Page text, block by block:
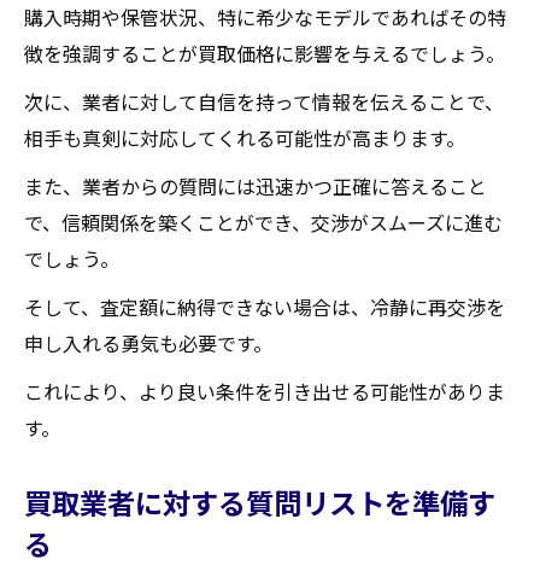
購入時期や保管状況、特に希少なモデルであればその特
徴を強調することが買取価格に影響を与えるでしょう。
次に、業者に対して自信を持って情報を伝えることで、
相手も真剣に対応してくれる可能性が高まります。
また、業者からの質問には迅速かつ正確に答えること
で、信頼関係を築くことができ、交渉がスムーズに進む
でしょう。
そして、査定額に納得できない場合は、冷静に再交渉を
申し入れる勇気も必要です。
これにより、より良い条件を引き出せる可能性がありま
す。
買取業者に対する質問リストを準備す
る